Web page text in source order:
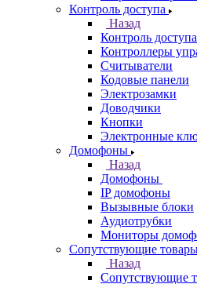
Контроль доступа
Назад
Контроль доступа
Контроллеры
Считыватели
Кодовые панели
Электрозамки
Доводчики
Кнопки
Электронные
Домофоны
Назад
Домофоны
IP домофоны
Вызывные блоки
Аудиотрубки
Мониторы
Сопутствующие
Назад
Сопутствующие